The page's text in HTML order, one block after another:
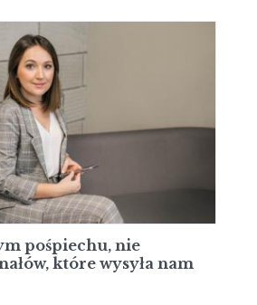
pośpiechu, nie
które wysyła nam